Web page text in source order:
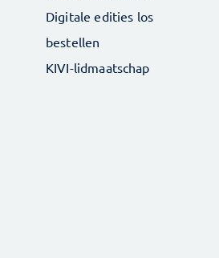
Digitale edities los
bestellen
KIVI-lidmaatschap